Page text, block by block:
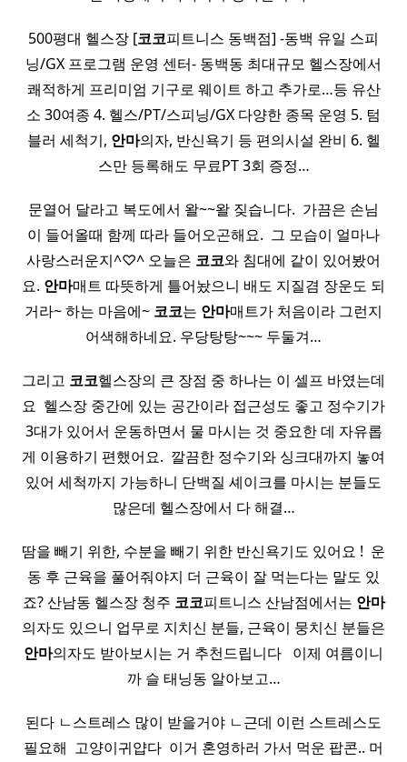
500평대 헬스장 [코코피트니스 동백점] -동백 유일 스피
닝/GX 프로그램 운영 센터- 동백동 최대규모 헬스장에서
쾌적하게 프리미엄 기구로 웨이트 하고 추가로…등 유산
소 30여종 4. 헬스/PT/스피닝/GX 다양한 종목 운영 5. 텀
블러 세척기, 안마의자, 반신욕기 등 편의시설 완비 6. 헬
스만 등록해도 무료PT 3회 증정…
문열어 달라고 복도에서 왈~~왈 짖습니다. ​ 가끔은 손님
이 들어올때 함께 따라 들어오곤해요. ​ 그 모습이 얼마나
사랑스러운지^♡^ 오늘은 코코와 침대에 같이 있어봤어
요. 안마매트 따뜻하게 틀어놨으니 배도 지질겸 장운도 되
거라~ 하는 마음에~ 코코는 안마매트가 처음이라 그런지
어색해하네요. 우당탕탕~~~ 두둘겨…
그리고 코코헬스장의 큰 장점 중 하나는 이 셀프 바였는데
요 ​ 헬스장 중간에 있는 공간이라 접근성도 좋고 정수기가
3대가 있어서 운동하면서 물 마시는 것 중요한 데 자유롭
게 이용하기 편했어요. ​ 깔끔한 정수기와 싱크대까지 놓여
있어 세척까지 가능하니 단백질 셰이크를 마시는 분들도
많은데 헬스장에서 다 해결…
땀을 빼기 위한, 수분을 빼기 위한 반신욕기도 있어요 ! ​ 운
동 후 근육을 풀어줘야지 더 근육이 잘 먹는다는 말도 있
죠? 산남동 헬스장 청주 코코피트니스 산남점에서는 안마
의자도 있으니 업무로 지치신 분들, 근육이 뭉치신 분들은
안마의자도 받아보시는 거 추천드립니다 ​ ​ 이제 여름이니
까 슬 태닝동 알아보고…
된다 ㄴ스트레스 많이 받을거야 ㄴ근데 이런 스트레스도
필요해 ​ 고양이귀얍다 ​ 이거 혼영하러 가서 먹운 팝콘.. 머